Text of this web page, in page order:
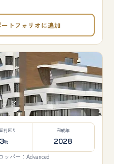
トフォリオに追加
ド
利回り
%
完成年
2028
ッパー：Advanced